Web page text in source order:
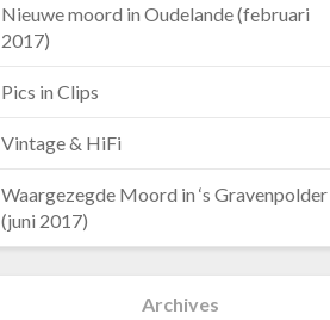
Nieuwe moord in Oudelande (februari
2017)
Pics in Clips
Vintage & HiFi
Waargezegde Moord in ‘s Gravenpolder
(juni 2017)
Archives